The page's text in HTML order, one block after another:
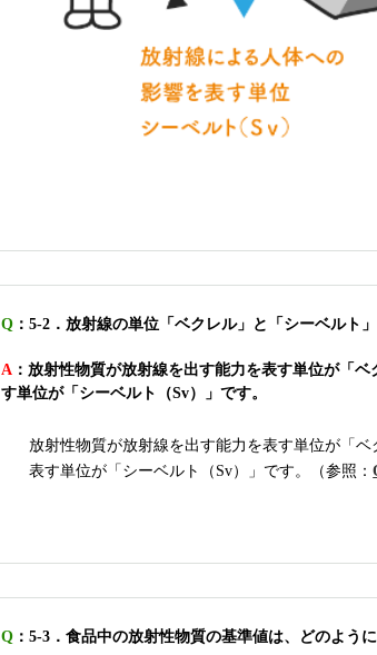
Q ：5-2．放射線の単位「ベクレル」と「シーベルト
A ：放射性物質が放射線を出す能力を表す単位が「
す単位が「シーベルト（Sv）」です。
放射性物質が放射線を出す能力を表す単位が「
表す単位が「シーベルト（Sv）」です。（参照：
Q ：5-3．食品中の放射性物質の基準値は、どのよう